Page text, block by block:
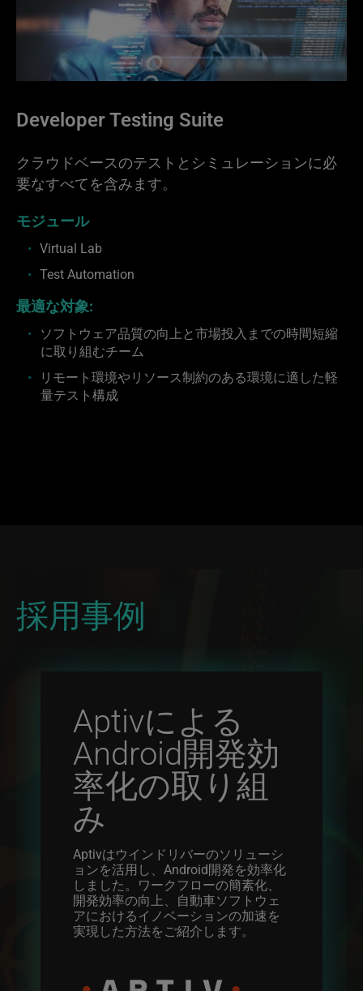
Developer Testing Suite
クラウドベースのテストとシミュレーションに必
要なすべてを含みます。
モジュール
Virtual Lab
Test Automation
最適な対象:
ソフトウェア品質の向上と市場投入までの時間短縮
に取り組むチーム
リモート環境やリソース制約のある環境に適した軽
量テスト構成
採用事例
Aptivによる
Android開発効
率化の取り組
み
Aptivはウインドリバーのソリューシ
ョンを活用し、Android開発を効率化
しました。ワークフローの簡素化、
開発効率の向上、自動車ソフトウェ
アにおけるイノベーションの加速を
実現した方法をご紹介します。